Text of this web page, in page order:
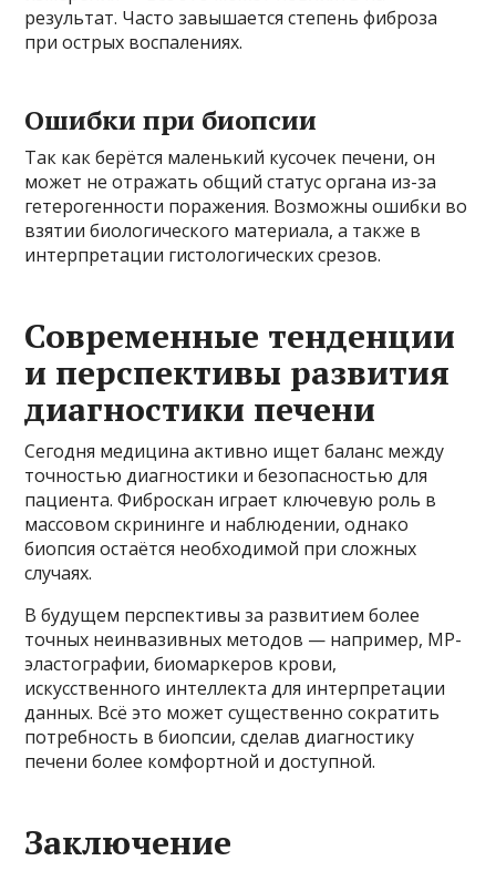
результат. Часто завышается степень фиброза
при острых воспалениях.
Ошибки при биопсии
Так как берётся маленький кусочек печени, он
может не отражать общий статус органа из-за
гетерогенности поражения. Возможны ошибки во
взятии биологического материала, а также в
интерпретации гистологических срезов.
Современные тенденции
и перспективы развития
диагностики печени
Сегодня медицина активно ищет баланс между
точностью диагностики и безопасностью для
пациента. Фиброскан играет ключевую роль в
массовом скрининге и наблюдении, однако
биопсия остаётся необходимой при сложных
случаях.
В будущем перспективы за развитием более
точных неинвазивных методов — например, МР-
эластографии, биомаркеров крови,
искусственного интеллекта для интерпретации
данных. Всё это может существенно сократить
потребность в биопсии, сделав диагностику
печени более комфортной и доступной.
Заключение